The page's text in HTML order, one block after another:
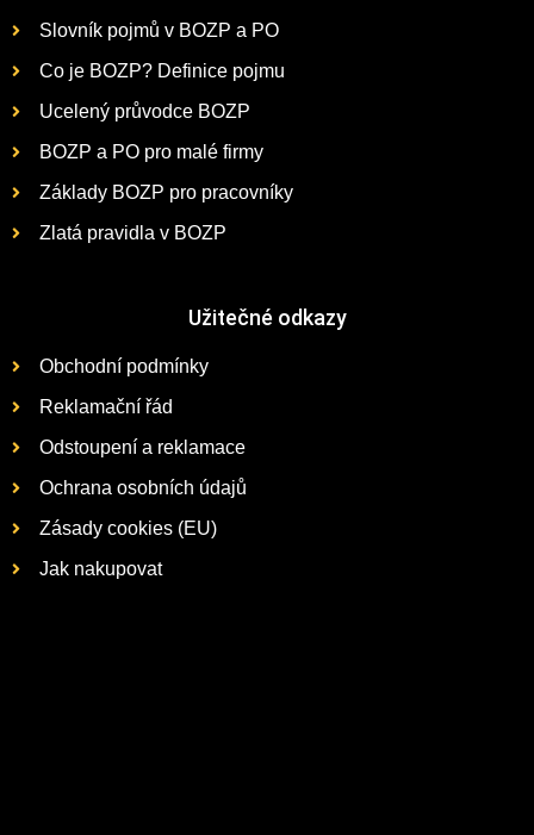
Slovník pojmů v BOZP a PO
Co je BOZP? Definice pojmu
Ucelený průvodce BOZP
BOZP a PO pro malé firmy
Základy BOZP pro pracovníky
Zlatá pravidla v BOZP
Užitečné odkazy
Obchodní podmínky
Reklamační řád
Odstoupení a reklamace
Ochrana osobních údajů
Zásady cookies (EU)
Jak nakupovat